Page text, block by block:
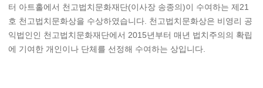
터 아트홀에서 천고법치문화재단(이사장 송종의)이 수여하는 제21
호 천고법치문화상을 수상하였습니다. 천고법치문화상은 비영리 공
익법인인 천고법치문화재단에서 2015년부터 매년 법치주의의 확립
에 기여한 개인이나 단체를 선정해 수여하는 상입니다.